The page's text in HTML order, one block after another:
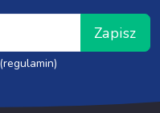
Zapisz